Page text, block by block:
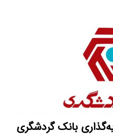
بانک گردشگری